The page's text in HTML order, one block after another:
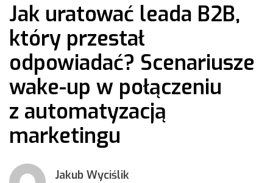
Jak uratować leada B2B,
który przestał
odpowiadać? Scenariusze
wake-up w połączeniu
z automatyzacją
marketingu
Jakub Wyciślik